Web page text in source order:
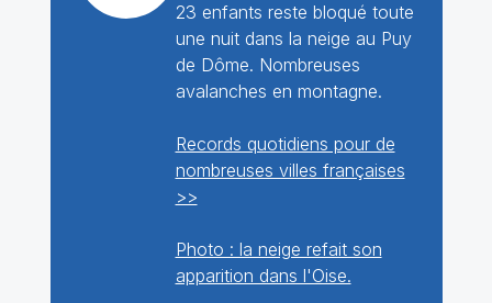
23 enfants reste bloqué toute
une nuit dans la neige au Puy
de Dôme. Nombreuses
avalanches en montagne.
Records quotidiens pour de
nombreuses villes françaises
>>
Photo : la neige refait son
apparition dans l'Oise.